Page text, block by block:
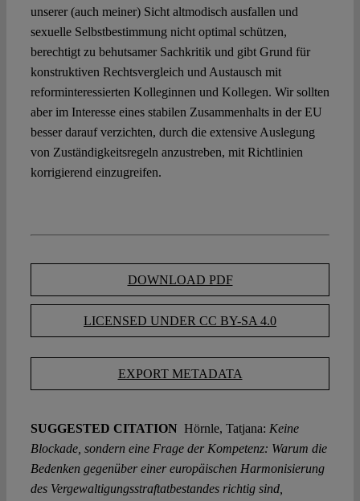
unserer (auch meiner) Sicht altmodisch ausfallen und
sexuelle Selbstbestimmung nicht optimal schützen,
berechtigt zu behutsamer Sachkritik und gibt Grund für
konstruktiven Rechtsvergleich und Austausch mit
reforminteressierten Kolleginnen und Kollegen. Wir sollten
aber im Interesse eines stabilen Zusammenhalts in der EU
besser darauf verzichten, durch die extensive Auslegung
von Zuständigkeitsregeln anzustreben, mit Richtlinien
korrigierend einzugreifen.
DOWNLOAD PDF
LICENSED UNDER CC BY-SA 4.0
EXPORT METADATA
SUGGESTED CITATION Hörnle, Tatjana: Keine
Blockade, sondern eine Frage der Kompetenz: Warum die
Bedenken gegenüber einer europäischen Harmonisierung
des Vergewaltigungsstraftatbestandes richtig sind,